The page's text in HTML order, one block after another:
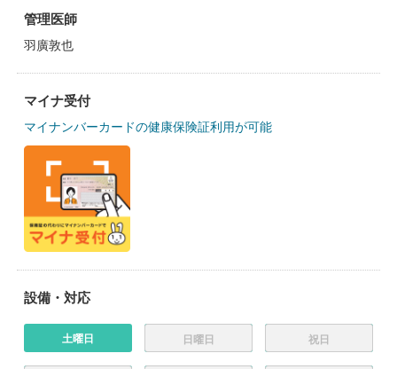
管理医師
羽廣敦也
マイナ受付
マイナンバーカードの健康保険証利用が可能
設備・対応
土曜日 日曜日 祝日